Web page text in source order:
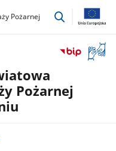
Pożarnej
przejdź
okno
Pożarnej